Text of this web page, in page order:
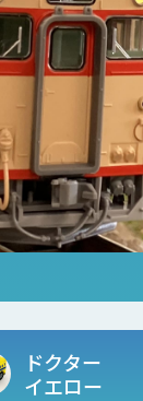
ドクター
イエロー